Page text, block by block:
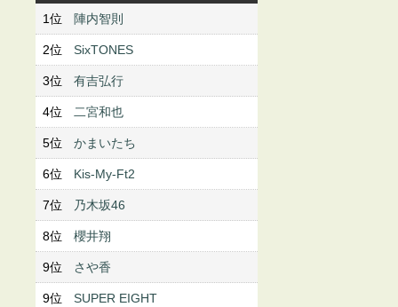
1位 陣内智則
2位 SixTONES
3位 有吉弘行
4位 二宮和也
5位 かまいたち
6位 Kis-My-Ft2
7位 乃木坂46
8位 櫻井翔
9位 さや香
9位 SUPER EIGHT